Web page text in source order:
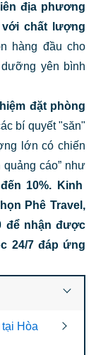
địa phương
chất lượng
hàng đầu cho
yên bình
đặt phòng
bí quyết "săn"
lớn có chiến
quảng cáo” như
10%. Kinh
Phê Travel,
để nhận được
24/7 đáp ứng
Hòa